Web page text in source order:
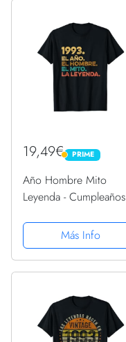
visitantes...
19,49€ PRIME
PRIME
Año Hombre Mito
Leyenda - Cumpleaños
CamisetaMás Info